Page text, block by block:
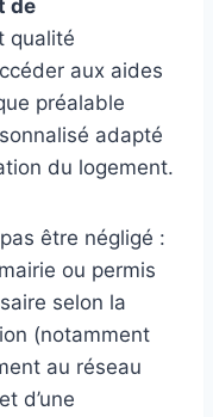
de
qualité
aux aides
préalable
adapté
du logement.
être négligé :
ou permis
selon la
(notamment
au réseau
d’une